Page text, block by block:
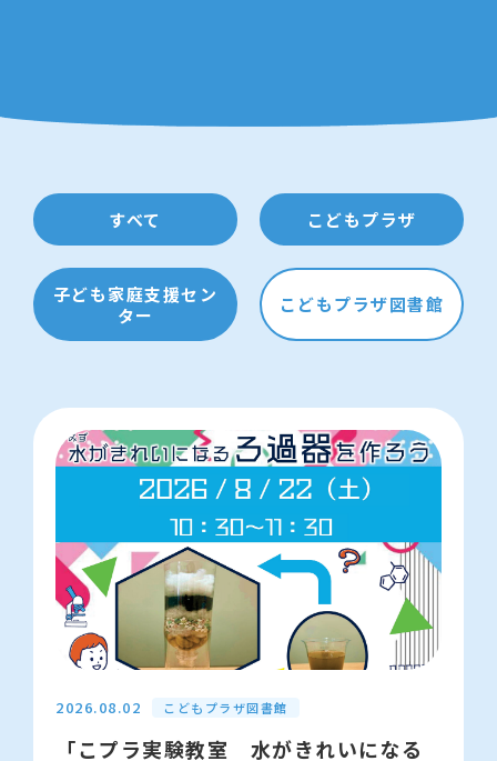
【申込】事前の予約は不要です。直接会場へお
越しください。
【費用】基本は無料ですが、部品代がかかる場
合があります。
★その場で治療（修理）が基本ですが、入院
（持ち帰って修理）となる場合があります。そ
の場合は後日、こどもプラザ3階事務室で退院
（お受け取り）となります。
★転売目的や業者の方のご依頼はお断りいたし
ます。
以下のおもちゃは治療（修理）できません
・メーカー保証期間内の品（手を加えると保証
すべて こどもプラザ
子ども家庭支援セン
ター
こどもプラザ図書館
2026.08.02 こどもプラザ図書館
「こプラ実験教室 水がきれいになる